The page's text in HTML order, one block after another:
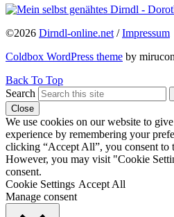
©2026 Dirndl-online.net /Impressum
Coldbox WordPress theme by mirucon
Back To Top
Search
Close
We use cookies on our website to
experience by remembering your
clicking “Accept All”, you consent to
However, you may visit "Cookie
consent.
Cookie Settings Accept All
Manage consent